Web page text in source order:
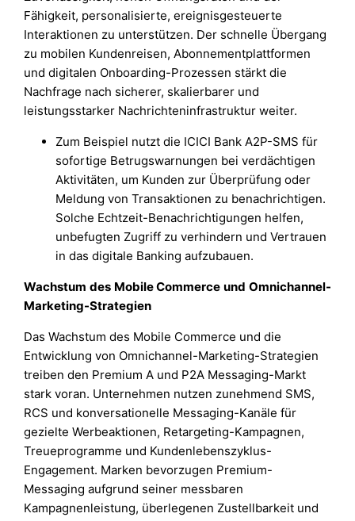
Fähigkeit, personalisierte, ereignisgesteuerte
Interaktionen zu unterstützen. Der schnelle Übergang
zu mobilen Kundenreisen, Abonnementplattformen
und digitalen Onboarding-Prozessen stärkt die
Nachfrage nach sicherer, skalierbarer und
leistungsstarker Nachrichteninfrastruktur weiter.
Zum Beispiel nutzt die ICICI Bank A2P-SMS für
sofortige Betrugswarnungen bei verdächtigen
Aktivitäten, um Kunden zur Überprüfung oder
Meldung von Transaktionen zu benachrichtigen.
Solche Echtzeit-Benachrichtigungen helfen,
unbefugten Zugriff zu verhindern und Vertrauen
in das digitale Banking aufzubauen.
Wachstum des Mobile Commerce und Omnichannel-
Marketing-Strategien
Das Wachstum des Mobile Commerce und die
Entwicklung von Omnichannel-Marketing-Strategien
treiben den Premium A und P2A Messaging-Markt
stark voran. Unternehmen nutzen zunehmend SMS,
RCS und konversationelle Messaging-Kanäle für
gezielte Werbeaktionen, Retargeting-Kampagnen,
Treueprogramme und Kundenlebenszyklus-
Engagement. Marken bevorzugen Premium-
Messaging aufgrund seiner messbaren
Kampagnenleistung, überlegenen Zustellbarkeit und